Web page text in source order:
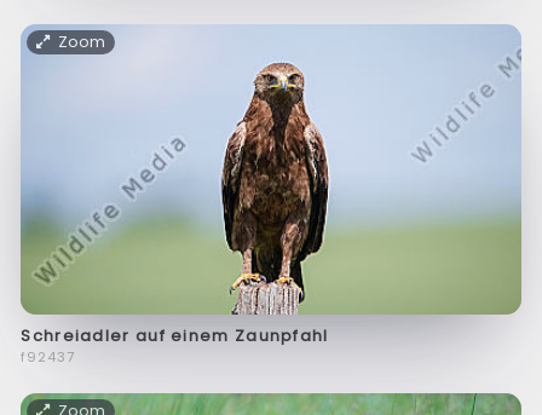
Zoom
Schreiadler auf einem Zaunpfahl
f92437